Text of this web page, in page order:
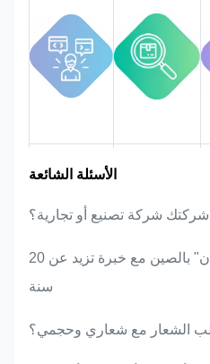
مزايا المنتج
الأسئلة الشائعة
شركة تصنيع أو تجارية؟
مصنع 100% في "دونغغغوان" بالصين مع خبرة تزيد عن 20
مع شعاري وحجمي؟